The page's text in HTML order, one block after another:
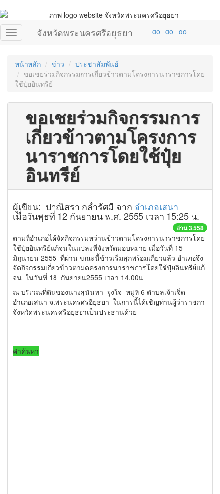
จังหวัดพระนครศรีอยุธยา
หน้าหลัก ข่าว
ประชาสัมพันธ์
ขอเชยร่วมกิจกรรมการเกี่ยวข้าวตามโครงการนาราชการโดย
ใช้ปุ๋ยอินทรีย์
ขอเชยร่วมกิจกรรมการ
เกี่ยวข้าวตามโครงการ
นาราชการโดยใช้ปุ๋ย
อินทรีย์
ผู้เขียน: ปาณิสรา กล่ำรัศมี จาก อำเภอเสนา
เมื่อวันพุธที่ 12 กันยายน พ.ศ. 2555 เวลา 15:25 น.
อ่าน 3,558
ตามที่อำเภอได้จัดกิจกรรมหว่านข้าวตามโครงการนาราชการโดย
ใช้ปุ๋ยอินทรีย์แก้จนในแปลงที่จังหวัดมอบหมาย เมื่อวันที่ 15
มิถุนายน 2555 ที่ผ่าน ขณะนี้ข้าวเริ่มสุกพร้อมเกี่ยวแล้ว อำเภอจึง
จัดกิจกรรมเกี่ยวข้าวตามดครงการนาราชการโดยใช้ปุ๋ยอินทรีย์แก้
จน ในวันที่ 18 กันยายน2555 เวลา 14.00น
ณ บริเวณที่ดินของนางสุนันทา จูงใจ หมู่ที่ 6 ตำบลเจ้าเจ็ด
อำเภอเสนา จ.พระนครศรอียุธยา ในการนี้ได้เชิญท่านผู้ว่าราชกา
จังหวัดพระนครศรีอยุธยาเป็นประธานด้วย
คำค้นหา